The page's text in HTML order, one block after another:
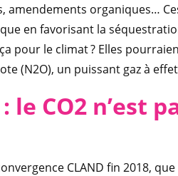
organiques…
en favorisant la
pour le climat ? Elles
(N2O), un puissant gaz à
CO2 n’est
CLAND fin 2018,